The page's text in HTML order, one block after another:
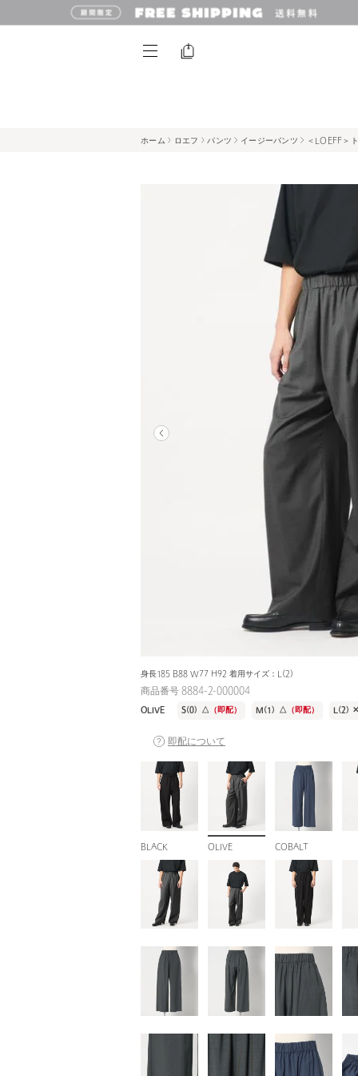
ホーム ロエフ パンツ イージーパンツ ＜LOEFF＞
身長185 B88 W77 H92 着用サイズ：L(2)
商品番号 8884-2-000004
OLIVE S(0) △ （即配） M(1) △ （即配） L(2)
即配について
BLACK OLIVE COBALT